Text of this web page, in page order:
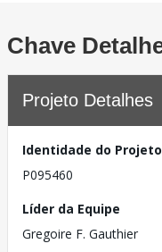
Chave
Projeto Detalhes
Identidade do Projeto
P095460
Líder da Equipe
Gregoire F. Gauthier